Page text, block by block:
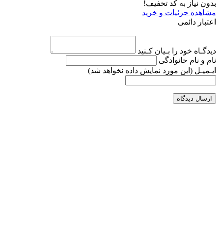
بدون نیاز به کد تخفیف!
مشاهده جزئیات و خرید
اعتبار دائمی
دیدگـاه خود را بـیان کـنید
نام و نام خانوادگی
ایـمیـل (این مورد نمایش داده نخواهد شد)
ارسال دیدگاه